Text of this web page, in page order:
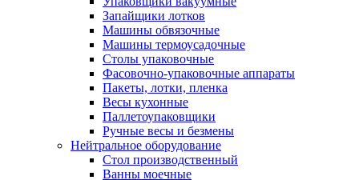
Запайщики лотков
Машины обвязочные
Машины термоусадочные
Столы упаковочные
Фасовочно-упаковочные аппараты
Пакеты, лотки, пленка
Весы кухонные
Паллетоупаковщики
Ручные весы и безмены
Нейтральное оборудование
Cтол производственный
Ванны моечные